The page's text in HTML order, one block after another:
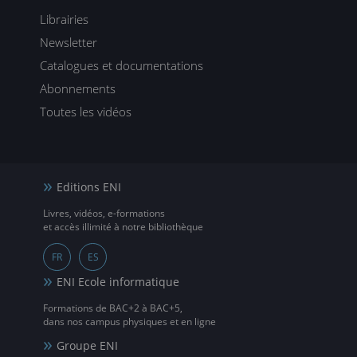
Librairies
Newsletter
Catalogues et documentations
Abonnements
Toutes les vidéos
Editions ENI
Livres, vidéos, e-formations
et accès illimité à notre bibliothèque
FR ES
ENI Ecole informatique
Formations de BAC+2 à BAC+5,
dans nos campus physiques et en ligne
Groupe ENI